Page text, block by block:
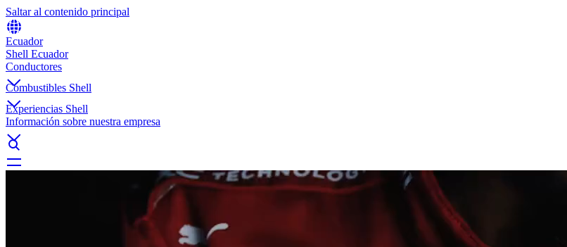
Saltar al contenido principal
Ecuador
Shell Ecuador
Conductores
Combustibles Shell
Experiencias Shell
Información sobre nuestra empresa